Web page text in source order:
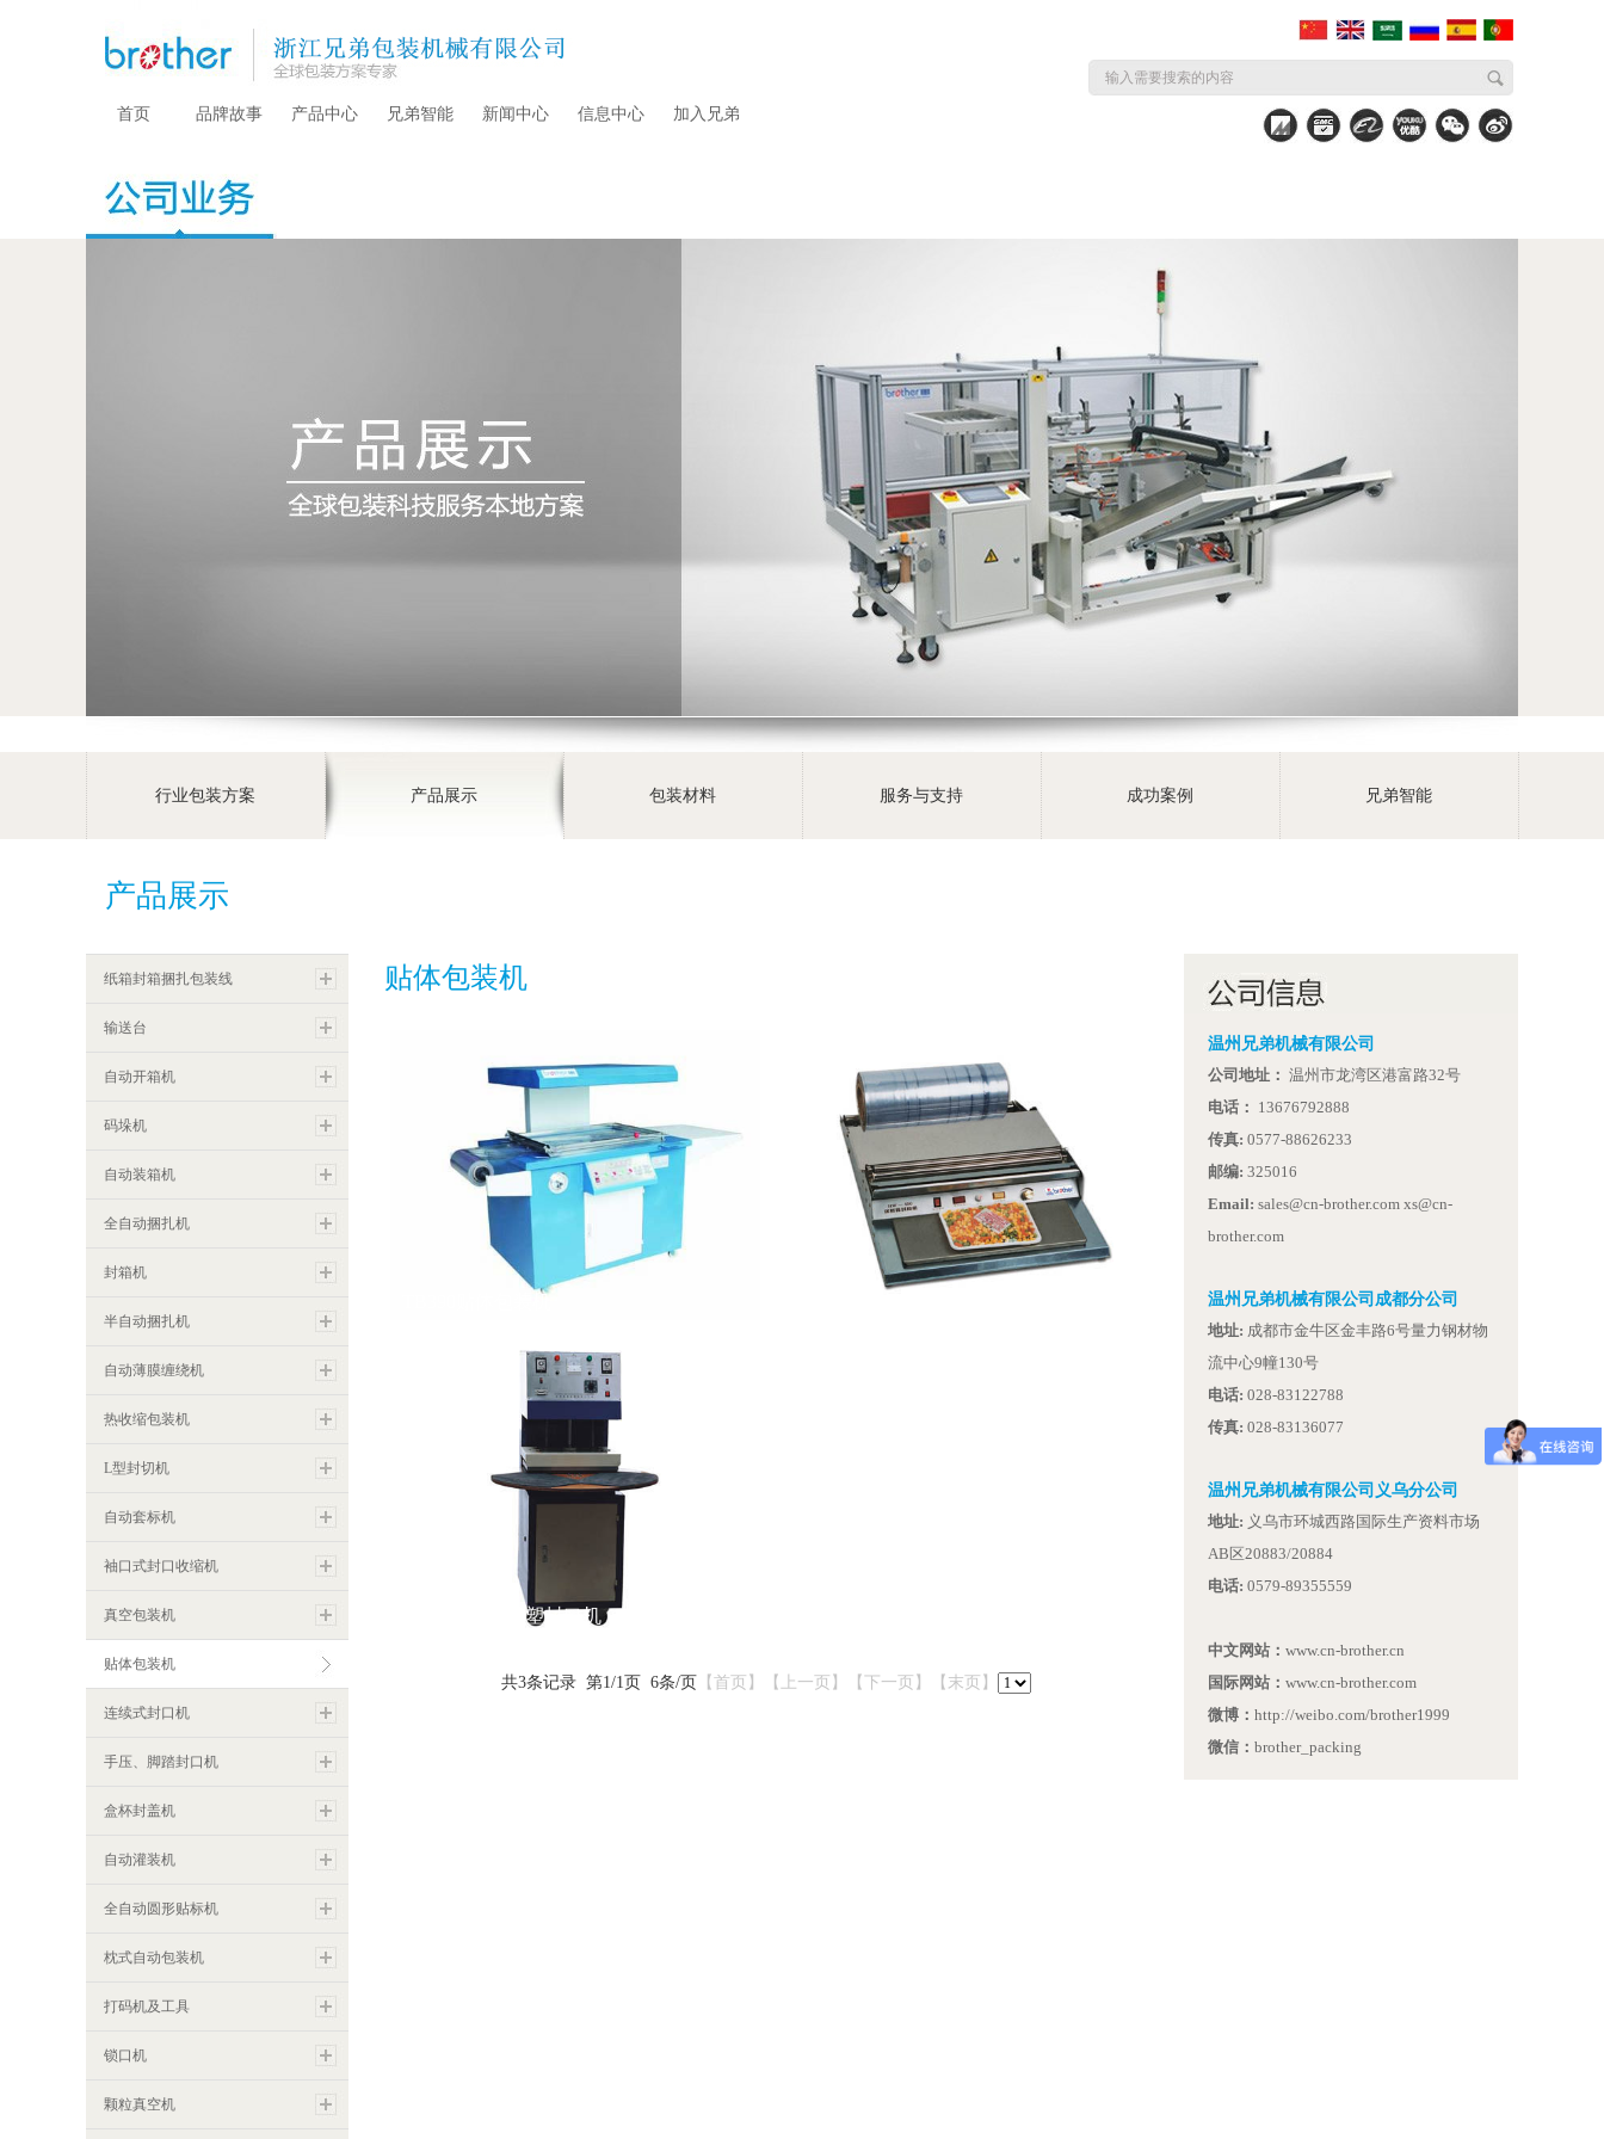
首页 品牌故事 产品中心 兄弟智能 新闻中心 信息中心 加入兄弟
行业包装方案 产品展示 包装材料 服务与支持 成功案例 兄弟智能
产品展示
纸箱封箱捆扎包装线
输送台
自动开箱机
码垛机
自动装箱机
全自动捆扎机
封箱机
半自动捆扎机
自动薄膜缠绕机
热收缩包装机
L型封切机
自动套标机
袖口式封口收缩机
真空包装机
贴体包装机
连续式封口机
手压、脚踏封口机
盒杯封盖机
自动灌装机
全自动圆形贴标机
枕式自动包装机
打码机及工具
锁口机
颗粒真空机
贴体包装机
BX3050自动吸塑封口机
共3条记录 第1/1页 6条/页 【首页】【上一页】 【下一页】【末页】
温州兄弟机械有限公司
公司地址： 温州市龙湾区港富路32号
电话： 13676792888
传真: 0577-88626233
邮编: 325016
Email: sales@cn-brother.com xs@cn-
brother.com
温州兄弟机械有限公司成都分公司
地址: 成都市金牛区金丰路6号量力钢材物
流中心9幢130号
电话: 028-83122788
传真: 028-83136077
温州兄弟机械有限公司义乌分公司
地址: 义乌市环城西路国际生产资料市场
AB区20883/20884
电话: 0579-89355559
中文网站： www.cn-brother.cn
国际网站： www.cn-brother.com
微博： http://weibo.com/brother1999
微信： brother_packing